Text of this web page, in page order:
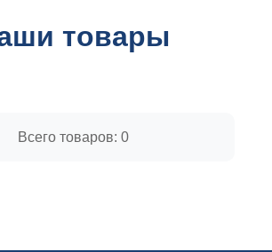
товары
Всего товаров: 0